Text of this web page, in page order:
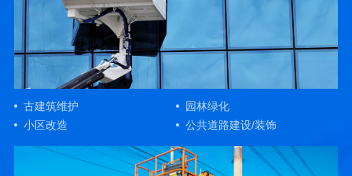
古建筑维护
园林绿化
小区改造
公共道路建设/装饰